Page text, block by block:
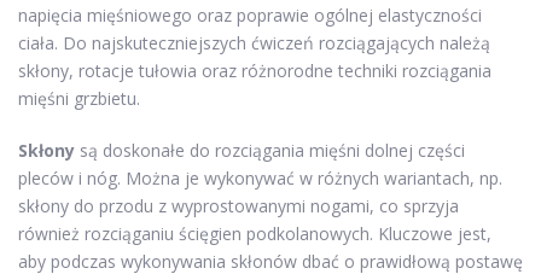
napięcia mięśniowego oraz poprawie ogólnej elastyczności
ciała. Do najskuteczniejszych ćwiczeń rozciągających należą
skłony, rotacje tułowia oraz różnorodne techniki rozciągania
mięśni grzbietu.
Skłony są doskonałe do rozciągania mięśni dolnej części
pleców i nóg. Można je wykonywać w różnych wariantach, np.
skłony do przodu z wyprostowanymi nogami, co sprzyja
również rozciąganiu ścięgien podkolanowych. Kluczowe jest,
aby podczas wykonywania skłonów dbać o prawidłową postawę